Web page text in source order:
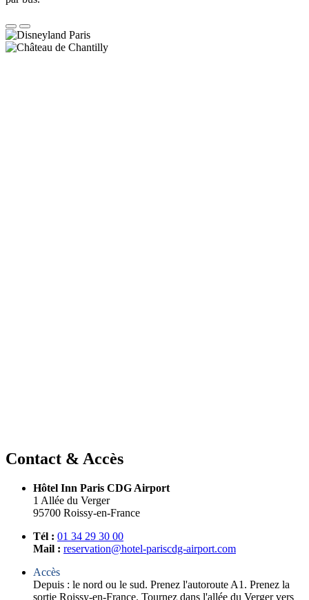
Contact & Accès
Hôtel Inn Paris CDG Airport
1 Allée du Verger
95700 Roissy-en-France
Tél : 01 34 29 30 00
Mail : reservation@hotel-pariscdg-airport.com
Accès
Depuis : le nord ou le sud. Prenez l'autoroute A1. Prenez la
sortie Roissy-en-France. Tournez dans l'allée du Verger vers